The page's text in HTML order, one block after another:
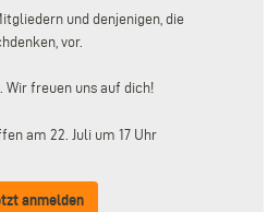
und denjenigen, die
vor.
Wir freuen uns auf dich!
am 22. Juli um 17 Uhr
anmelden